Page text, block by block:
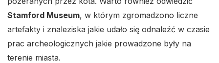
Stamford Museum, w którym zgromadzono liczne
artefakty i znaleziska jakie udało się odnaleźć w czasie
prac archeologicznych jakie prowadzone były na
terenie miasta.